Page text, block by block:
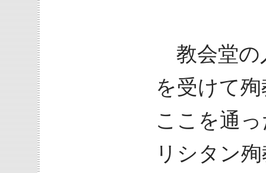
教会堂の
を受けて
ここを通
リシタン